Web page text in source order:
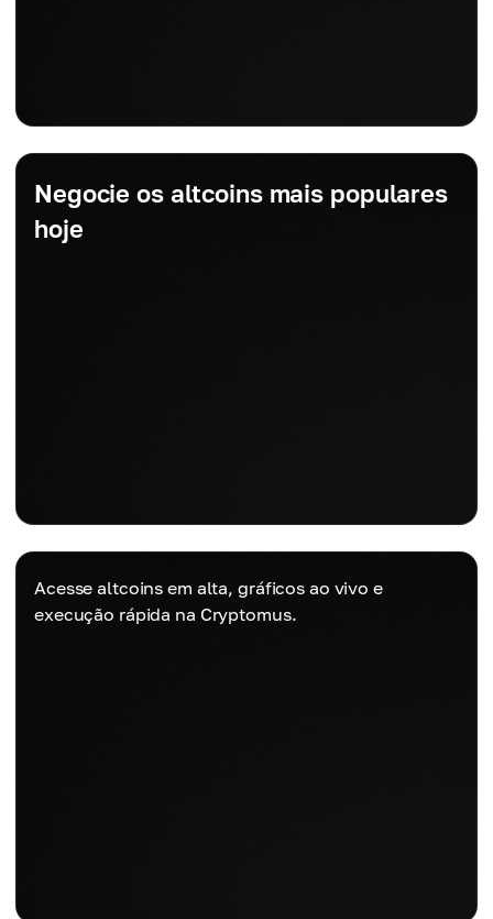
Negocie os altcoins mais populares
hoje
Acesse altcoins em alta, gráficos ao vivo e
execução rápida na Cryptomus.